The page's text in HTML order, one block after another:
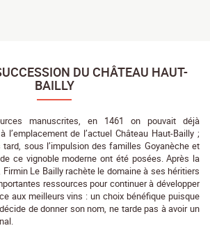
DU CHÂTEAU HAUT-
BAILLY
manuscrites, en 1461 on pouvait déjà
l’emplacement de l’actuel Château Haut-Bailly ;
sous l’impulsion des familles Goyanèche et
ce vignoble moderne ont été posées. Après la
Le Bailly rachète le domaine à ses héritiers
ressources pour continuer à développer
aux meilleurs vins : un choix bénéfique puisque
de donner son nom, ne tarde pas à avoir un